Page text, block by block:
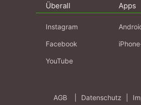
Überall
Instagram
Facebook
YouTube
Apps
AGB Datenschutz